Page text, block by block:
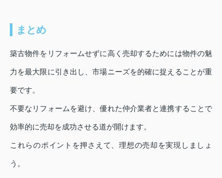
まとめ
築古物件をリフォームせずに高く売却するためには物件の魅
力を最大限に引き出し、市場ニーズを的確に捉えることが重
要です。
不要なリフォームを避け、優れた仲介業者と連携することで
効率的に売却を成功させる道が開けます。
これらのポイントを押さえて、理想の売却を実現しましょ
う。